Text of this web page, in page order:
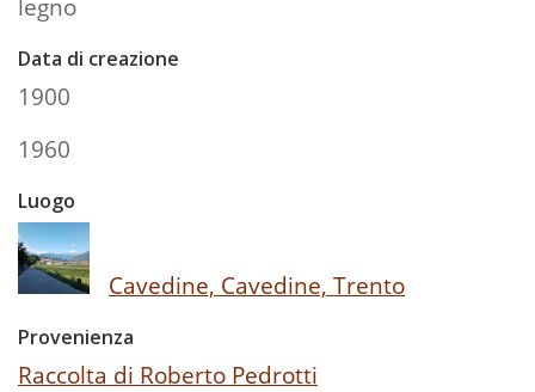
Data di creazione
1900
1960
Luogo
Cavedine, Cavedine, Trento
Provenienza
Raccolta di Roberto Pedrotti